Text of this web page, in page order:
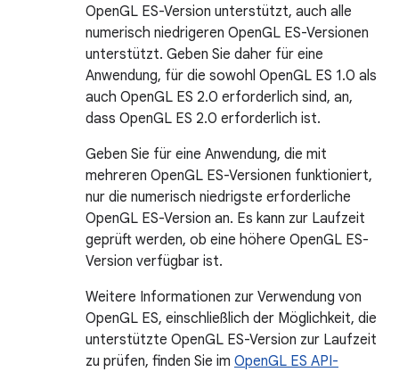
OpenGL ES-Version unterstützt, auch alle
numerisch niedrigeren OpenGL ES-Versionen
unterstützt. Geben Sie daher für eine
Anwendung, für die sowohl OpenGL ES 1.0 als
auch OpenGL ES 2.0 erforderlich sind, an,
dass OpenGL ES 2.0 erforderlich ist.
Geben Sie für eine Anwendung, die mit
mehreren OpenGL ES-Versionen funktioniert,
nur die numerisch niedrigste erforderliche
OpenGL ES-Version an. Es kann zur Laufzeit
geprüft werden, ob eine höhere OpenGL ES-
Version verfügbar ist.
Weitere Informationen zur Verwendung von
OpenGL ES, einschließlich der Möglichkeit, die
unterstützte OpenGL ES-Version zur Laufzeit
zu prüfen, finden Sie im OpenGL ES API-